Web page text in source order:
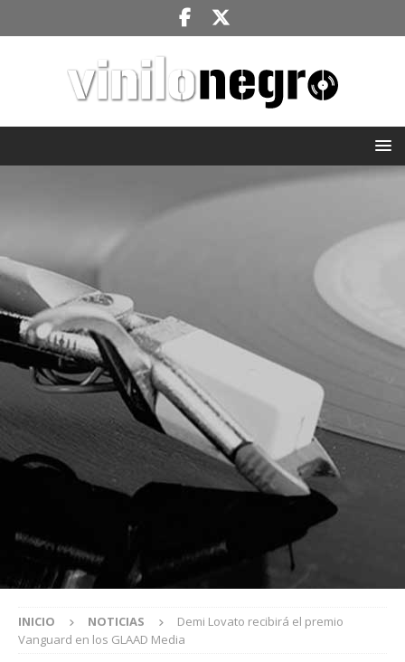
INICIO NOTICIAS
Demi Lovato recibirá el premio
Vanguard en los GLAAD Media